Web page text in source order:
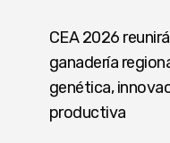
CEA 2026
ganadería
genética,
productiva